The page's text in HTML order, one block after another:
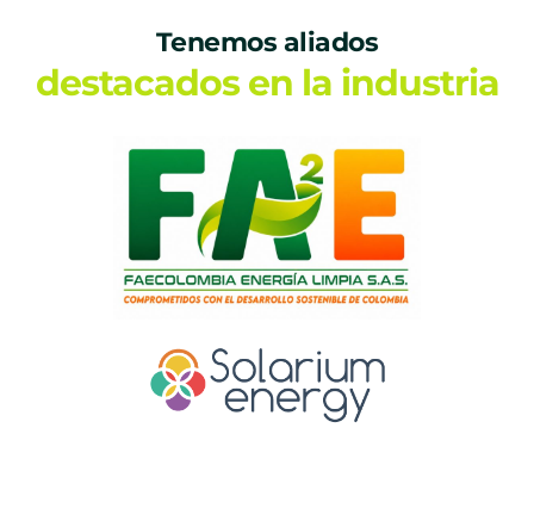
Tenemos aliados
destacados en la industria